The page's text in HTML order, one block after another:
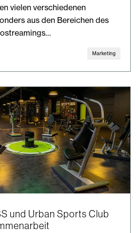
vielen verschiedenen
aus den Bereichen des
Marketing
und Urban Sports Club